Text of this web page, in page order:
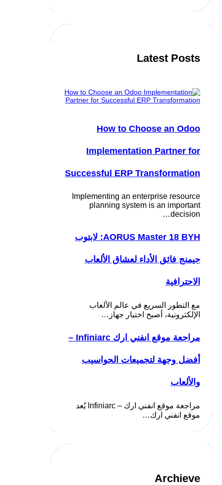
c
Latest Posts
How to Choose an Odoo
Implementation Partner for
Successful ERP Transformation
Implementing an enterprise resource
planning system is an important
decision…
AORUS Master 18 BYH: لابتوب
جيمنج فائق الأداء لعشاق الألعاب
الاحترافية
مع التطور السريع في عالم الألعاب
الإلكترونية، أصبح اختيار جهاز…
مراجعة موقع انفني ارك Infiniarc –
أفضل وجهة لتجميعات الحواسيب
والألعاب
مراجعة موقع انفني ارك – Infiniarc يُعد
موقع انفني ارك…
Archieve